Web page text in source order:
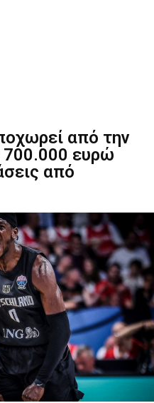
από την
700.000 ευρώ
από